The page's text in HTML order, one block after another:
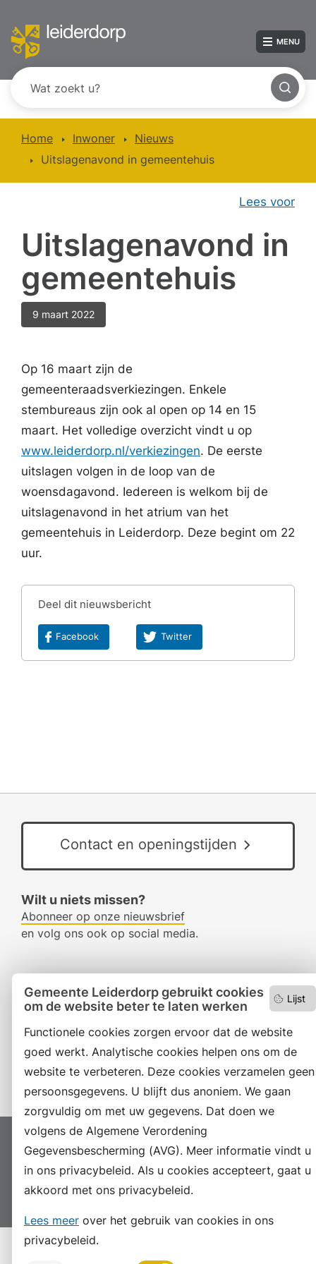
Lijst
Gemeente Leiderdorp gebruikt cookies
om de website beter te laten werken
Functionele cookies zorgen ervoor dat de website
goed werkt. Analytische cookies helpen ons om de
website te verbeteren. Deze cookies verzamelen geen
persoonsgegevens. U blijft dus anoniem. We gaan
zorgvuldig om met uw gegevens. Dat doen we
volgens de Algemene Verordening
Gegevensbescherming (AVG). Meer informatie vindt u
in ons privacybeleid. Als u cookies accepteert, gaat u
akkoord met ons privacybeleid.
Lees meer over het gebruik van cookies in ons
privacybeleid.
MENU
Home Inwoner
Nieuws
Uitslagenavond in gemeentehuis
Lees voor
Uitslagenavond in
gemeentehuis
9 maart 2022
Op 16 maart zijn de
gemeenteraadsverkiezingen. Enkele
stembureaus zijn ook al open op 14 en 15
maart. Het volledige overzicht vindt u op
www.leiderdorp.nl/verkiezingen. De eerste
uitslagen volgen in de loop van de
woensdagavond. Iedereen is welkom bij de
uitslagenavond in het atrium van het
gemeentehuis in Leiderdorp. Deze begint om 22
uur.
Deel dit nieuwsbericht
Facebook Twitter
Contact en openingstijden
Wilt u niets missen?
Abonneer op onze nieuwsbrief
en volg ons ook op social media.
Facebook
RSS
Instagram
Proclaimer Colofon
Toegankelijkheid
Sitemap
Privacyverklaring
Servicenormen
Suggesties
Archief Vacatures